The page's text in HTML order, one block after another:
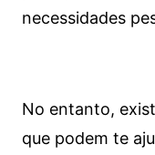
necessidades
No entanto,
que podem te